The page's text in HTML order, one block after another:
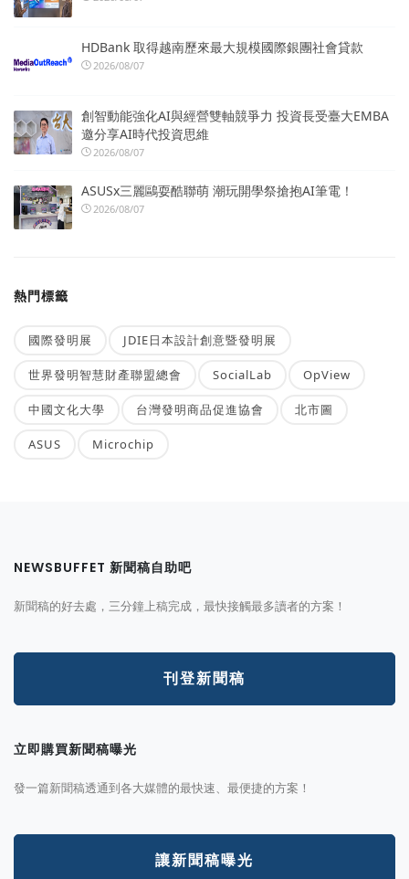
HDBank 取得越南歷來最大規模國際銀團社會貸款
2026/08/07
創智動能強化AI與經營雙軸競爭力 投資長受臺大EMBA
邀分享AI時代投資思維
2026/08/07
ASUSx三麗鷗耍酷聯萌 潮玩開學祭搶抱AI筆電！
2026/08/07
熱門標籤
國際發明展 JDIE日本設計創意暨發明展
世界發明智慧財產聯盟總會 SocialLab OpView
中國文化大學 台灣發明商品促進協會 北市圖
ASUS Microchip
NEWSBUFFET 新聞稿自助吧
新聞稿的好去處，三分鐘上稿完成，最快接觸最多讀者的方案！
刊登新聞稿
立即購買新聞稿曝光
發一篇新聞稿透通到各大媒體的最快速、最便捷的方案！
讓新聞稿曝光